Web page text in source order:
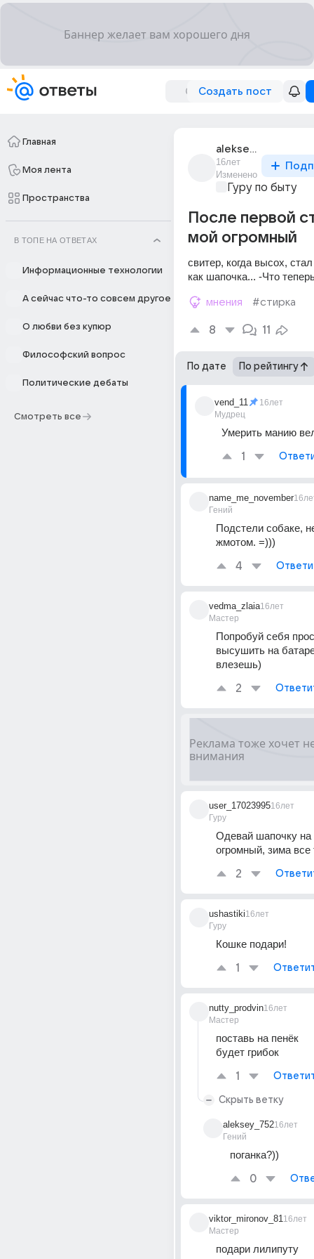
Создать пост
Главная
Моя лента
Пространства
В ТОПЕ НА ОТВЕТАХ
Информационные технологии
А сейчас что-то совсем другое
О любви без купюр
Философский вопрос
Политические дебаты
Смотреть все
aleksey_752
16лет
Изменено
Гуру по быту
После первой
мой огромный
свитер, когда высох,
как шапочка... -Что
мнения #стирка
8 11
По дате По рейтингу
vend_11
Мудрец
16лет
Умерить манию
1
name_me_november
Гений
Подстели собаке,
жмотом. =)))
4
vedma_zlaia
Мастер
16лет
Попробуй себя
высушить на
влезешь)
2
user_17023995
Гуру
16лет
Одевай шапочку на
огромный, зима все
2
ushastiki
Гуру
16лет
Кошке подари!
1
nutty_prodvin
Мастер
16лет
поставь на пенёк
будет грибок
1
Скрыть ветку
aleksey_752
Гений
16лет
поганка?))
0
viktor_mironov_81
Мастер
16лет
подари лилипуту